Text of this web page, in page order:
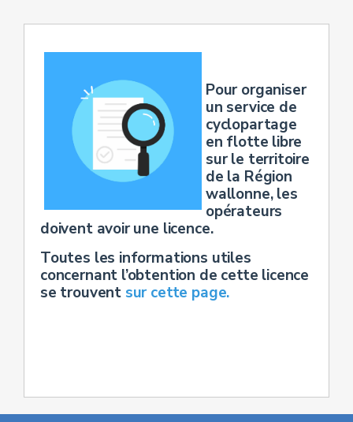
Pour organiser
un service de
cyclopartage
en flotte libre
sur le territoire
de la Région
wallonne, les
opérateurs
doivent avoir une licence.
Toutes les informations utiles
concernant l’obtention de cette licence
se trouvent sur cette page.